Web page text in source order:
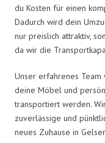
du Kosten für einen
Dadurch wird dein
nur preislich attraktiv,
da wir die
Unser erfahrenes
deine Möbel und
transportiert werden.
zuverlässige und
neues Zuhause in